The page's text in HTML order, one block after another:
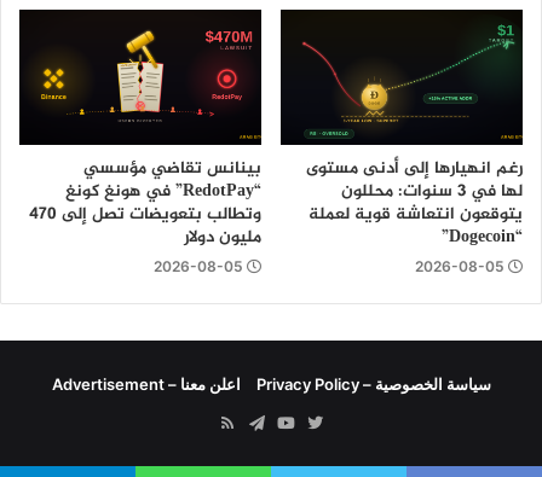
رغم انهيارها إلى أدنى مستوى
لها في 3 سنوات: محللون
يتوقعون انتعاشة قوية لعملة
“Dogecoin”
2026-08-05
بينانس تقاضي مؤسسي
“RedotPay” في هونغ كونغ
وتطالب بتعويضات تصل إلى 470
مليون دولار
2026-08-05
سياسة الخصوصية – Privacy Policy اعلن معنا – Advertisement